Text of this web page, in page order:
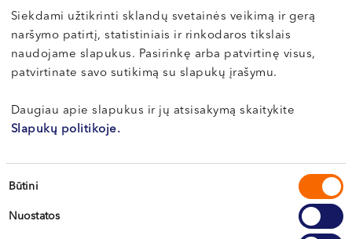
Siekdami užtikrinti sklandų svetainės veikimą ir gerą
naršymo patirtį, statistiniais ir rinkodaros tikslais
naudojame slapukus. Pasirinkę arba patvirtinę visus,
patvirtinate savo sutikimą su slapukų įrašymu.
Daugiau apie slapukus ir jų atsisakymą skaitykite
Slapukų politikoje.
Sutikimo
Būtini
Nuostatos
Opening hours:
I-V 08:00 - 20:00
VI, VII --
Vilnius
Kaunas
Klaipėda